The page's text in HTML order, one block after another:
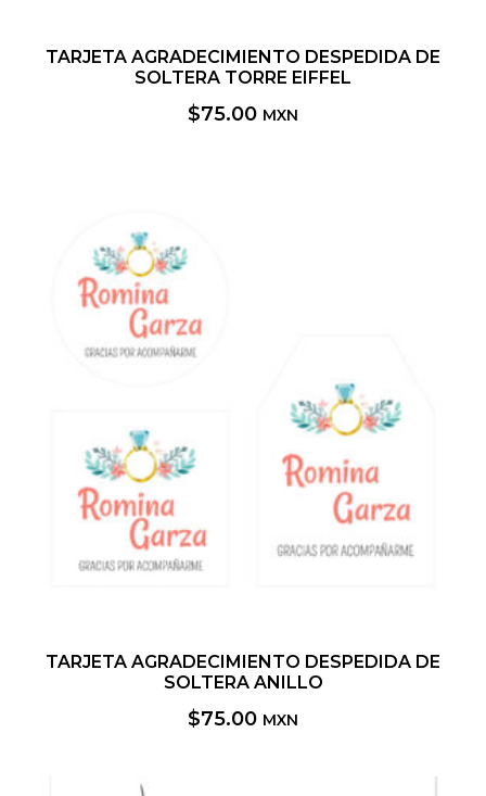
TARJETA AGRADECIMIENTO DESPEDIDA DE
SOLTERA TORRE EIFFEL
$75.00 MXN
TARJETA AGRADECIMIENTO DESPEDIDA DE
SOLTERA ANILLO
$75.00 MXN